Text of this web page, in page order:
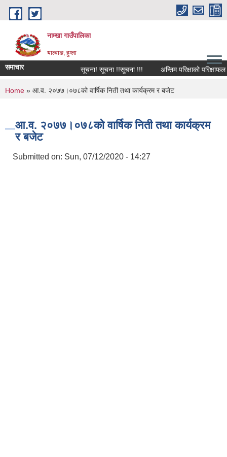
Skip to main content
नाम्खा गाउँपालिका
याल्वाङ, हुम्ला
समाचार सूचना! सूचना !!सूचना !!! अन्तिम परिक्षाको परिक्षाफल
You are here
Home » आ.व. २०७७।०७८को वार्षिक निती तथा कार्यक्रम र बजेट
आ.व. २०७७।०७८को वार्षिक निती तथा कार्यक्रम
र बजेट
Submitted on: Sun, 07/12/2020 - 14:27